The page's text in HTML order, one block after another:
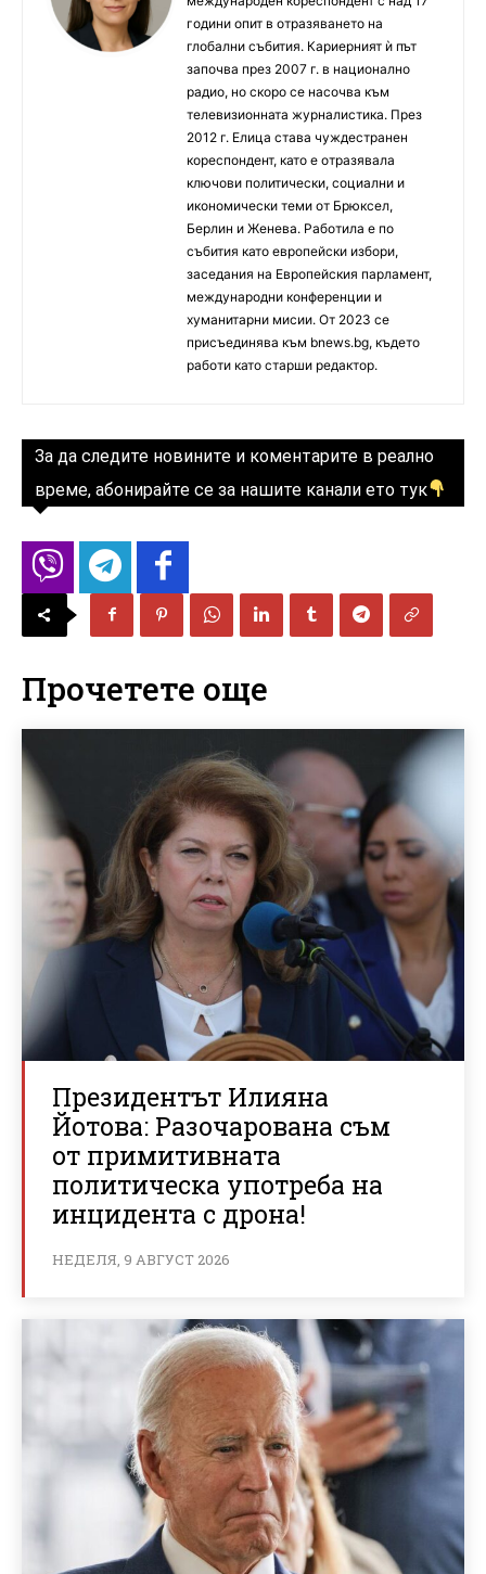
години опит в отразяването на
глобални събития. Кариерният ѝ път
започва през 2007 г. в национално
радио, но скоро се насочва към
телевизионната журналистика. През
2012 г. Елица става чуждестранен
кореспондент, като е отразявала
ключови политически, социални и
икономически теми от Брюксел,
Берлин и Женева. Работила е по
събития като европейски избори,
заседания на Европейския парламент,
международни конференции и
хуманитарни мисии. От 2023 се
присъединява към bnews.bg, където
работи като старши редактор.
За да следите новините и коментарите в реално
време, абонирайте се за нашите канали ето тук
Прочетете още
Президентът Илияна
Йотова: Разочарована съм
от примитивната
политическа употреба на
инцидента с дрона!
НЕДЕЛЯ, 9 АВГУСТ 2026